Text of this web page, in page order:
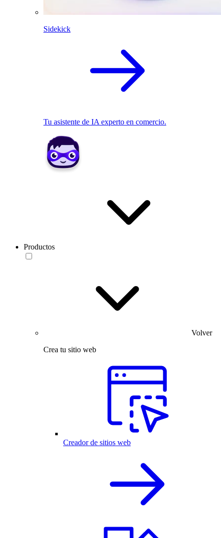
Sidekick
Tu asistente de IA experto en comercio.
Productos
Volver
Crea tu sitio web
Creador de sitios web